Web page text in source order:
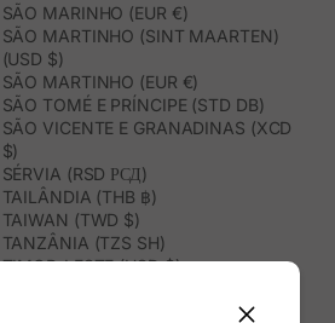
SÃO MARINHO (EUR €)
SÃO MARTINHO (SINT MAARTEN)
(USD $)
SÃO MARTINHO (EUR €)
SÃO TOMÉ E PRÍNCIPE (STD DB)
SÃO VICENTE E GRANADINAS (XCD
$)
SÉRVIA (RSD РСД)
TAILÂNDIA (THB ฿)
TAIWAN (TWD $)
TANZÂNIA (TZS SH)
TIMOR-LESTE (USD $)